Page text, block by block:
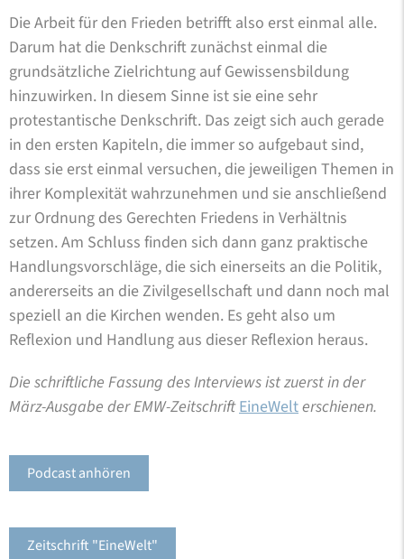
Die Arbeit für den Frieden betrifft also erst einmal alle.
Darum hat die Denkschrift zunächst einmal die
grundsätzliche Zielrichtung auf Gewissensbildung
hinzuwirken. In diesem Sinne ist sie eine sehr
protestantische Denkschrift. Das zeigt sich auch gerade
in den ersten Kapiteln, die immer so aufgebaut sind,
dass sie erst einmal versuchen, die jeweiligen Themen in
ihrer Komplexität wahrzunehmen und sie anschließend
zur Ordnung des Gerechten Friedens in Verhältnis
setzen. Am Schluss finden sich dann ganz praktische
Handlungsvorschläge, die sich einerseits an die Politik,
andererseits an die Zivilgesellschaft und dann noch mal
speziell an die Kirchen wenden. Es geht also um
Reflexion und Handlung aus dieser Reflexion heraus.
Die schriftliche Fassung des Interviews ist zuerst in der
März-Ausgabe der EMW-ZeitschriftEineWelterschienen.
Podcast anhören
Zeitschrift "EineWelt"